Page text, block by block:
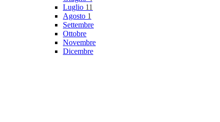
Luglio 11
Agosto 1
Settembre
Ottobre
Novembre
Dicembre